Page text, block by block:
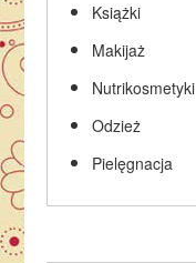
Książki
Makijaż
Nutrikosmetyki
Odzież
Pielęgnacja